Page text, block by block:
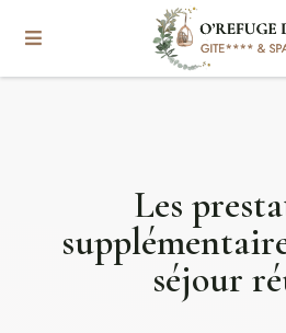
Les
séjour